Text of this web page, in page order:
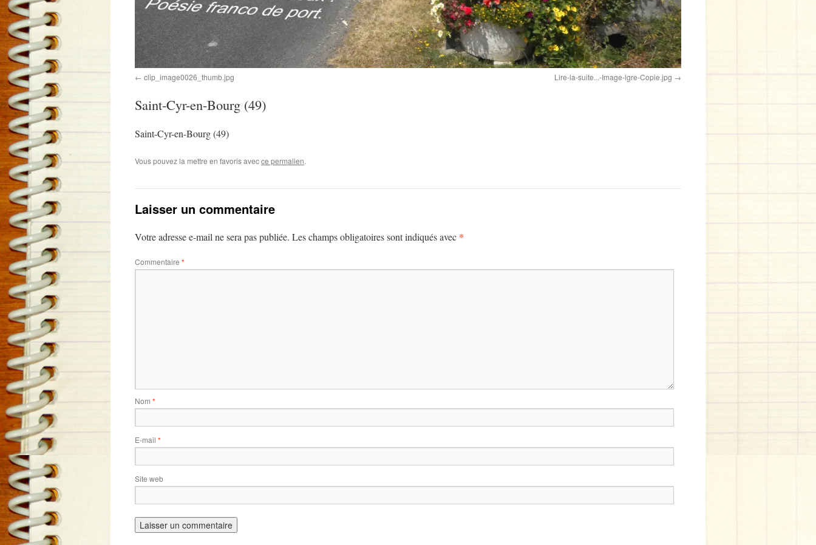
clip_image0026_thumb.jpg Lire-la-suite...-Image-lgre-Copie.jpg
Saint-Cyr-en-Bourg (49)
Saint-Cyr-en-Bourg (49)
Vous pouvez la mettre en favoris avecce permalien.
Laisser un commentaire
Votre adresse e-mail ne sera pas publiée. Les champs obligatoires sont indiqués avec *
Commentaire *
Nom *
E-mail *
Site web